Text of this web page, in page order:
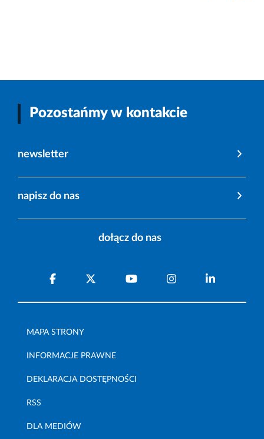
Pozostańmy w kontakcie
newsletter
napisz do nas
dołącz do nas
MAPA STRONY
INFORMACJE PRAWNE
DEKLARACJA DOSTĘPNOŚCI
RSS
DLA MEDIÓW